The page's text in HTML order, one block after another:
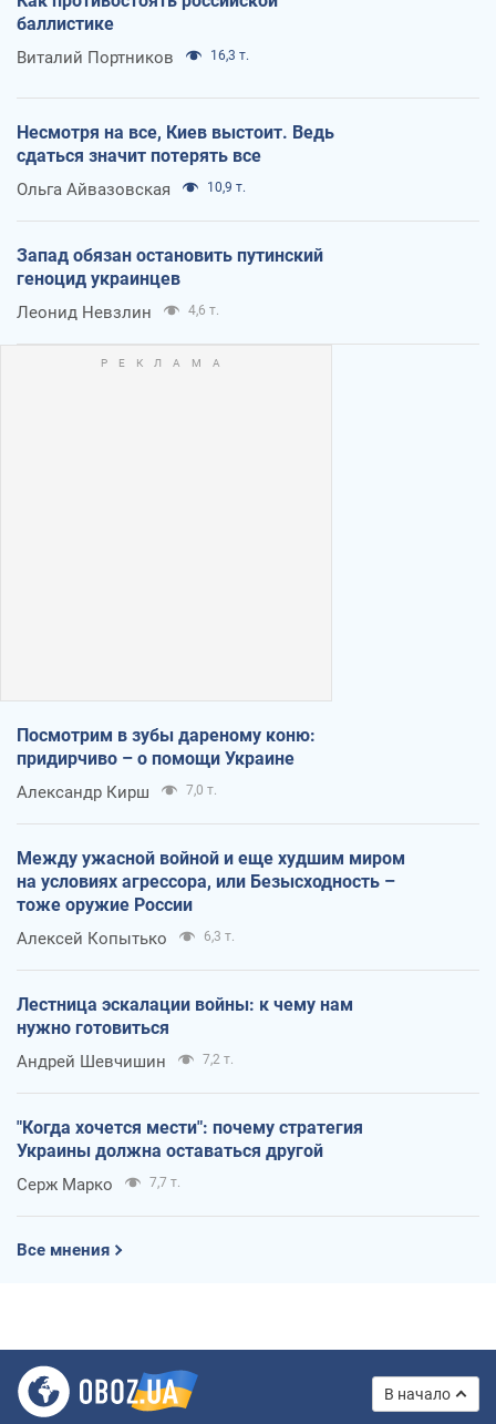
баллистике
Виталий Портников 16,3 т.
Несмотря на все, Киев выстоит. Ведь
сдаться значит потерять все
Ольга Айвазовская 10,9 т.
Запад обязан остановить путинский
геноцид украинцев
Леонид Невзлин 4,6 т.
Посмотрим в зубы дареному коню:
придирчиво – о помощи Украине
Александр Кирш 7,0 т.
Между ужасной войной и еще худшим миром
на условиях агрессора, или Безысходность –
тоже оружие России
Алексей Копытько 6,3 т.
Лестница эскалации войны: к чему нам
нужно готовиться
Андрей Шевчишин 7,2 т.
"Когда хочется мести": почему стратегия
Украины должна оставаться другой
Серж Марко 7,7 т.
Все мнения
В начало